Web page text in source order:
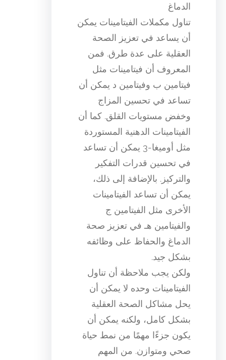
الدماغ
تناول مكملات الفيتامينات يمكن
أن يساعد في تعزيز الصحة
العقلية على عدة طرق. فمن
المعروف أن فيتامينات مثل
فيتامين ب وفيتامين د يمكن أن
تساعد في تحسين المزاج
وخفض مستويات القلق. كما أن
الفيتامينات الدهنية المستوردة
مثل أوميغا-3 يمكن أن تساعد
في تحسين قدرات التفكير
والتركيز. بالإضافة إلى ذلك،
يمكن أن تساعد الفيتامينات
الأخرى مثل الفيتامين ج
والفيتامين هـ في تعزيز صحة
الدماغ والحفاظ على وظائفه
بشكل جيد.
ولكن يجب ملاحظة أن تناول
الفيتامينات وحده لا يمكن أن
يحل مشاكل الصحة العقلية
بشكل كامل، ولكنه يمكن أن
يكون جزءًا مهمًا من نمط حياة
صحي ومتوازن. من المهم